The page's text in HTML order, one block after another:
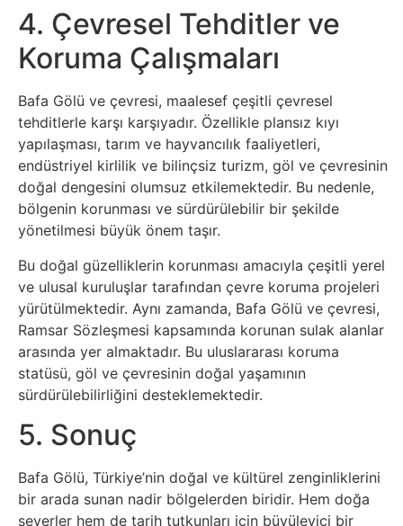
Seo
Sigorta
Sinema
Spor
Tarih
Tarım
Teknoloji
TikTok
Tv
Twitter
4. Çevresel Tehditler ve
Koruma Çalışmaları
Bafa Gölü ve çevresi, maalesef çeşitli çevresel
tehditlerle karşı karşıyadır. Özellikle plansız kıyı
yapılaşması, tarım ve hayvancılık faaliyetleri,
endüstriyel kirlilik ve bilinçsiz turizm, göl ve çevresinin
doğal dengesini olumsuz etkilemektedir. Bu nedenle,
bölgenin korunması ve sürdürülebilir bir şekilde
yönetilmesi büyük önem taşır.
Bu doğal güzelliklerin korunması amacıyla çeşitli yerel
ve ulusal kuruluşlar tarafından çevre koruma projeleri
yürütülmektedir. Aynı zamanda, Bafa Gölü ve çevresi,
Ramsar Sözleşmesi kapsamında korunan sulak alanlar
arasında yer almaktadır. Bu uluslararası koruma
statüsü, göl ve çevresinin doğal yaşamının
sürdürülebilirliğini desteklemektedir.
5. Sonuç
Bafa Gölü, Türkiye’nin doğal ve kültürel zenginliklerini
bir arada sunan nadir bölgelerden biridir. Hem doğa
severler hem de tarih tutkunları için büyüleyici bir